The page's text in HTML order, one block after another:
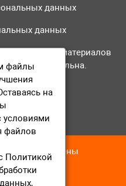
данных
данных
материалов
обязательна.
права защищены
файлы
на
условиями
файлов
Политикой